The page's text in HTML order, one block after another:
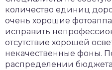
количество единиц
очень хорошие
исправить
отсутствие хорошей
некачественные фоны.
распределении